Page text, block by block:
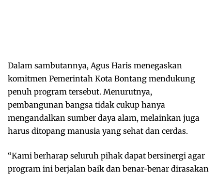
Dalam sambutannya, Agus Haris menegaskan
komitmen Pemerintah Kota Bontang mendukung
penuh program tersebut. Menurutnya,
pembangunan bangsa tidak cukup hanya
mengandalkan sumber daya alam, melainkan juga
harus ditopang manusia yang sehat dan cerdas.
“Kami berharap seluruh pihak dapat bersinergi agar
program ini berjalan baik dan benar-benar dirasakan